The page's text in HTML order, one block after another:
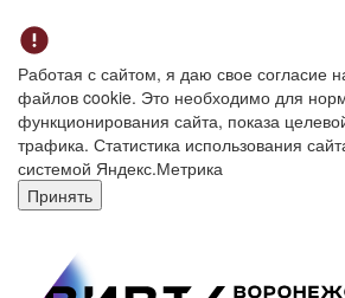
Работая с сайтом, я даю свое согласие
файлов cookie. Это необходимо для
функционирования сайта, показа
трафика. Статистика использования
системой Яндекс.Метрика
Принять